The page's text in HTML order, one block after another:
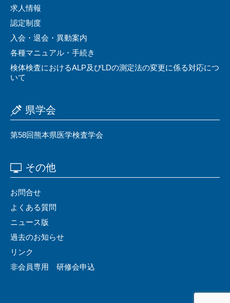
求⼈情報
認定制度
⼊会・退会・異動案内
各種マニュアル・⼿続き
検体検査におけるALP及びLDの測定法の変更に係る対応につ
いて
県学会
第58回熊本県医学検査学会
その他
お問合せ
よくある質問
ニュース版
過去のお知らせ
リンク
非会員専用 研修会申込